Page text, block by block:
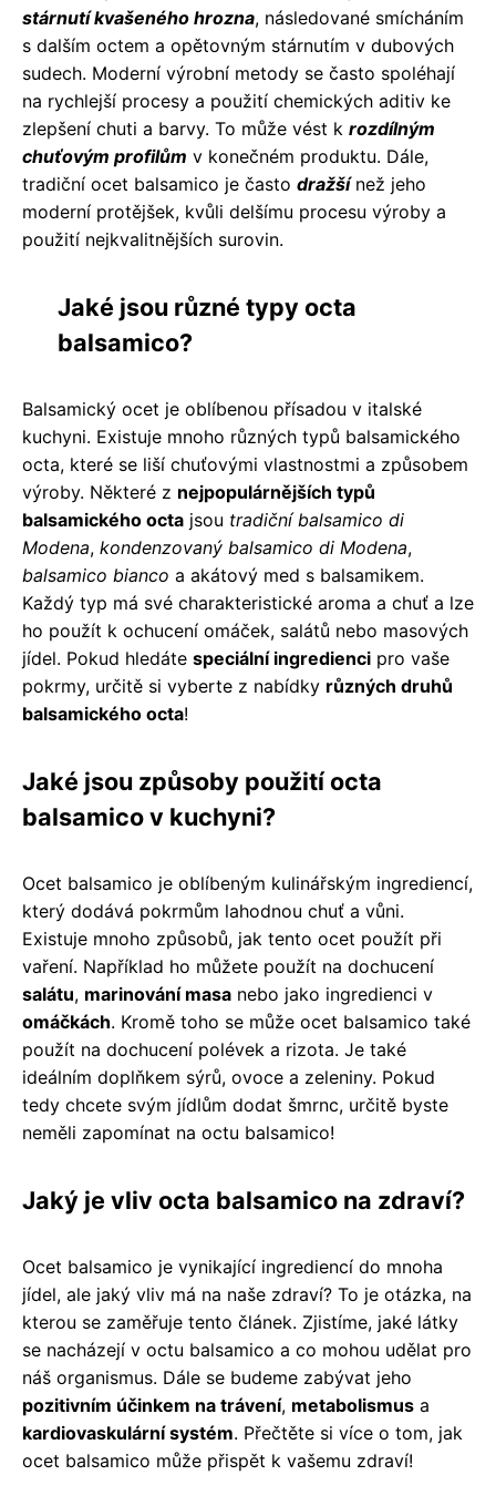
stárnutí kvašeného hrozna, následované smícháním
s dalším octem a opětovným stárnutím v dubových
sudech. Moderní výrobní metody se často spoléhají
na rychlejší procesy a použití chemických aditiv ke
zlepšení chuti a barvy. To může vést k rozdílným
chuťovým profilům v konečném produktu. Dále,
tradiční ocet balsamico je často dražšínež jeho
moderní protějšek, kvůli delšímu procesu výroby a
použití nejkvalitnějších surovin.
Jaké jsou různé typy octa
balsamico?
Balsamický ocet je oblíbenou přísadou v italské
kuchyni. Existuje mnoho různých typů balsamického
octa, které se liší chuťovými vlastnostmi a způsobem
výroby. Některé z nejpopulárnějších typů
balsamického octa jsou tradiční balsamico di
Modena, kondenzovaný balsamico di Modena,
balsamico bianco a akátový med s balsamikem.
Každý typ má své charakteristické aroma a chuť a lze
ho použít k ochucení omáček, salátů nebo masových
jídel. Pokud hledáte speciální ingredienci pro vaše
pokrmy, určitě si vyberte z nabídky různých druhů
balsamického octa!
Jaké jsou způsoby použití octa
balsamico v kuchyni?
Ocet balsamico je oblíbeným kulinářským ingrediencí,
který dodává pokrmům lahodnou chuť a vůni.
Existuje mnoho způsobů, jak tento ocet použít při
vaření. Například ho můžete použít na dochucení
salátu, marinování masa nebo jako ingredienci v
omáčkách. Kromě toho se může ocet balsamico také
použít na dochucení polévek a rizota. Je také
ideálním doplňkem sýrů, ovoce a zeleniny. Pokud
tedy chcete svým jídlům dodat šmrnc, určitě byste
neměli zapomínat na octu balsamico!
Jaký je vliv octa balsamico na zdraví?
Ocet balsamico je vynikající ingrediencí do mnoha
jídel, ale jaký vliv má na naše zdraví? To je otázka, na
kterou se zaměřuje tento článek. Zjistíme, jaké látky
se nacházejí v octu balsamico a co mohou udělat pro
náš organismus. Dále se budeme zabývat jeho
pozitivním účinkem na trávení, metabolismus a
kardiovaskulární systém. Přečtěte si více o tom, jak
ocet balsamico může přispět k vašemu zdraví!